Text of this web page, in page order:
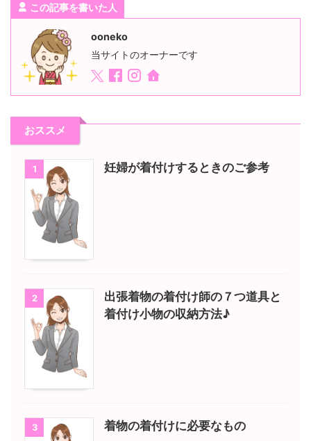
この記事を書いた人
ooneko
当サイトのオーナーです
おススメ
1 妊婦が着付けするときのご参考
2
出張着物の着付け師の７つ道具と
着付け小物の収納方法♪
3 着物の着付けに必要なもの